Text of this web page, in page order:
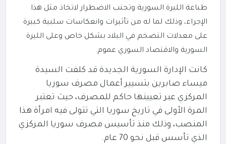
طباعة الليرة السورية وتجنب الاضطرار لاتخاذ مثل هذا
الإجراء، وذلك لما له من تأثيرات وانعكاسات سلبية كبيرة
على معدلات التضخم في البلاد بشكل خاص وعلى الليرة
السورية والاقتصاد السوري عموم.
كانت الإدارة السورية الجديدة قد كلفت السيدة
ميساء صابرين بتسيير أعمال مصرف سوريا
المركزي عبر تعيينها حاكم للمصرف، حيث تعتبر
المرة الأولى في تاريخ سوريا التي تتولى فيه امرأة هذا
المنصب، وذلك منذ تأسيس مصرف سوريا المركزي
الذي تأسس قبل نحو 70 عام.